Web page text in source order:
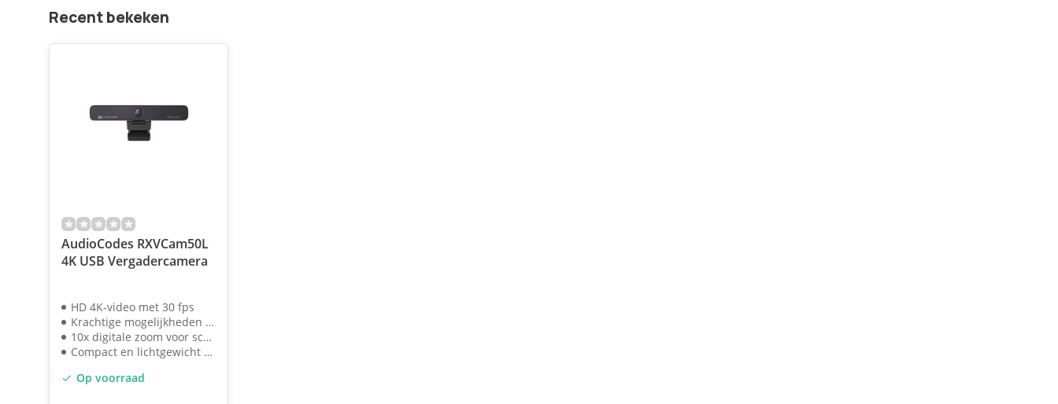
Recent bekeken
AudioCodes RXVCam50L
4K USB Vergadercamera
HD 4K-video met 30 fps
Krachtige mogelijkheden voor gezichtsherkenning
10x digitale zoom voor scherpstellen
Compact en lichtgewicht met slimme montage
Op voorraad